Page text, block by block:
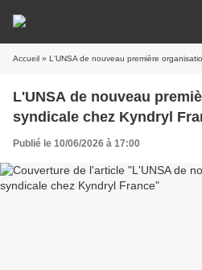
Accueil » L'UNSA de nouveau première
L'UNSA de nouveau
syndicale chez Kyndryl
Publié le 10/06/2026 à 17:00